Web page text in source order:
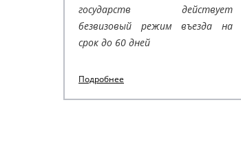
государств действует
безвизовый режим въезда на
срок до 60 дней
Подробнее